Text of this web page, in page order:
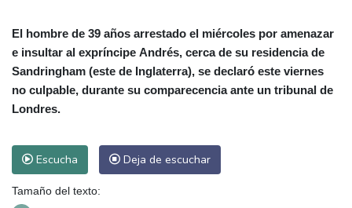
El hombre de 39 años arrestado el miércoles por amenazar
e insultar al expríncipe Andrés, cerca de su residencia de
Sandringham (este de Inglaterra), se declaró este viernes
no culpable, durante su comparecencia ante un tribunal de
Londres.
Escucha Deja de escuchar
Tamaño del texto: